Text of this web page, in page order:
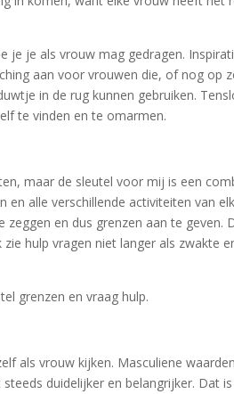
je als vrouw mag gedragen.
aan voor vrouwen die, of nog op
in de rug kunnen gebruiken.
te vinden en te omarmen.
maar de sleutel voor mij is een
alle verschillende activiteiten van
en dus grenzen aan te geven.
hulp vragen niet langer als zwakte
grenzen en vraag hulp.
als vrouw kijken. Masculiene
duidelijker en belangrijker. Dat